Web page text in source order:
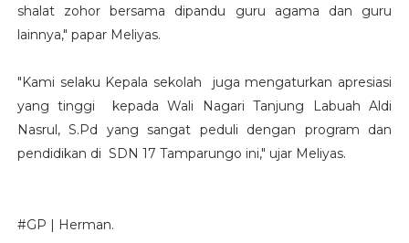
shalat zohor bersama dipandu guru agama dan guru
lainnya," papar Meliyas.
"Kami selaku Kepala sekolah juga mengaturkan apresiasi
yang tinggi kepada Wali Nagari Tanjung Labuah Aldi
Nasrul, S.Pd yang sangat peduli dengan program dan
pendidikan di SDN 17 Tamparungo ini," ujar Meliyas.
#GP | Herman.